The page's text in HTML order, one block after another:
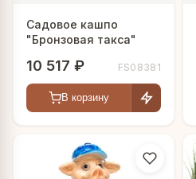
Садовое кашпо
"Бронзовая такса"
10 517 ₽ FS08381
В корзину